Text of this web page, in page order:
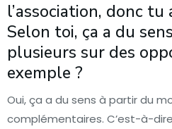
l’association, donc
Selon toi, ça a du
plusieurs sur des
exemple ?
Oui, ça a du sens à partir du
complémentaires. C’est-à-